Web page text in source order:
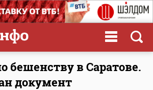
бешенству в Саратове.
документ